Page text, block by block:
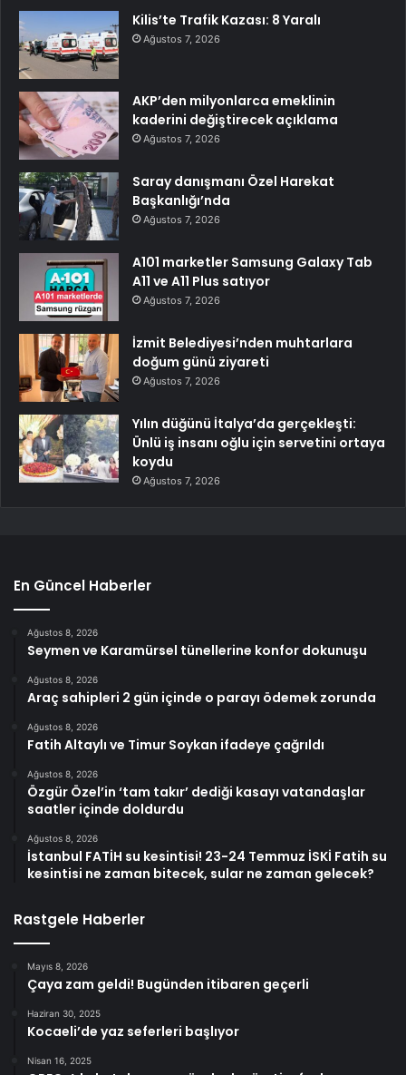
Kilis’te Trafik Kazası: 8 Yaralı
Ağustos 7, 2026
AKP’den milyonlarca emeklinin
kaderini değiştirecek açıklama
Ağustos 7, 2026
Saray danışmanı Özel Harekat
Başkanlığı’nda
Ağustos 7, 2026
A101 marketler Samsung Galaxy Tab
A11 ve A11 Plus satıyor
Ağustos 7, 2026
İzmit Belediyesi’nden muhtarlara
doğum günü ziyareti
Ağustos 7, 2026
Yılın düğünü İtalya’da gerçekleşti:
Ünlü iş insanı oğlu için servetini ortaya
koydu
Ağustos 7, 2026
En Güncel Haberler
Ağustos 8, 2026
Seymen ve Karamürsel tünellerine konfor dokunuşu
Ağustos 8, 2026
Araç sahipleri 2 gün içinde o parayı ödemek zorunda
Ağustos 8, 2026
Fatih Altaylı ve Timur Soykan ifadeye çağrıldı
Ağustos 8, 2026
Özgür Özel’in ‘tam takır’ dediği kasayı vatandaşlar
saatler içinde doldurdu
Ağustos 8, 2026
İstanbul FATİH su kesintisi! 23-24 Temmuz İSKİ Fatih su
kesintisi ne zaman bitecek, sular ne zaman gelecek?
Rastgele Haberler
Mayıs 8, 2026
Çaya zam geldi! Bugünden itibaren geçerli
Haziran 30, 2025
Kocaeli’de yaz seferleri başlıyor
Nisan 16, 2025